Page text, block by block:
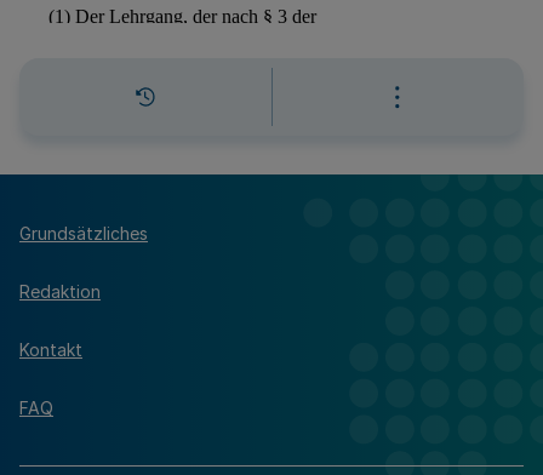
Grundsätzliches
Redaktion
Kontakt
FAQ